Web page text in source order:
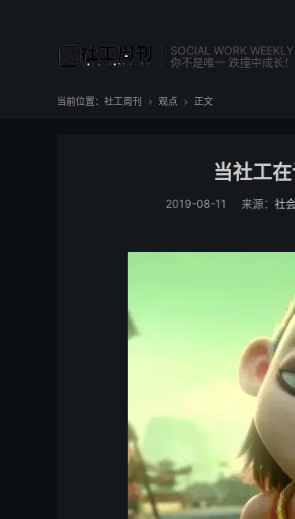
SOCIAL WORK WEEKLY
你不是唯一 跌撞中成长！
当前位置： 社工周刊  观点  正文
当社工
2019-08-11 来源： 社